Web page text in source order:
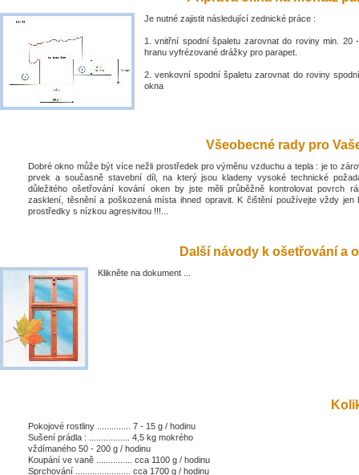
Je nutné zajistit následující zednické práce :
1. vnitřní spodní špaletu zarovnat do roviny min. 20
hranu vyfrézované drážky pro parapet.
2. venkovní spodní špaletu zarovnat do roviny
okna
Všeobecné rady pro
Dobré okno může být více nežli prostředek pro výměnu vzduchu a tepla : je to
prvek a současně stavební díl, na který jsou kladeny vysoké technické
důležitého ošetřování kování oken by jste měli průběžně kontrolovat povrch
zasklení, těsnění a poškozená místa ihned opravit. K čištění používejte vždy jen
prostředky s nízkou agresivitou !!!...
Další návody k ošetřování a
Klikněte na dokument ...
Pokojové rostliny .............. 7 - 15 g / hodinu
Sušení prádla : ................. 4,5 kg mokrého
vždímaného 50 - 200 g / hodinu
Koupání ve vaně ............... cca 1100 g / hodinu
Sprchování ....................... cca 1700 g / hodinu